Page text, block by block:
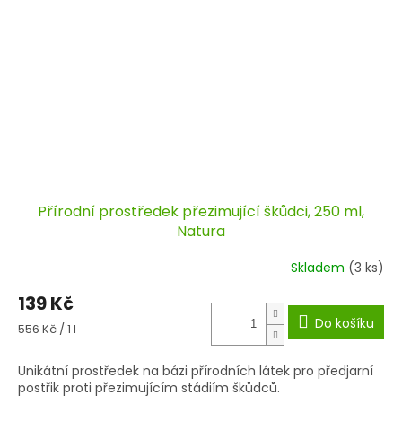
Přírodní prostředek přezimující škůdci, 250 ml,
Natura
Skladem (3 ks)
139 Kč
Měrná
556 Kč / 1 l Do košíku
Unikátní prostředek na bázi přírodních látek pro předjarní
postřik proti přezimujícím stádiím škůdců.